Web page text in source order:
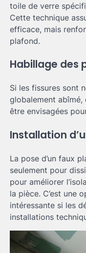
toile de verre
Cette technique
efficace, mais
plafond.
Habillage des
Si les fissures sont
globalement abîmé,
être envisagées
Installation
La pose d’un faux
seulement pour
pour améliorer
la pièce. C’est une
intéressante si les
installations